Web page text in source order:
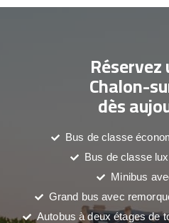
Réservez
Chalon-
dès
Bus de classe
Bus de classe
Minibus
Grand bus avec
Autobus à deux étages de